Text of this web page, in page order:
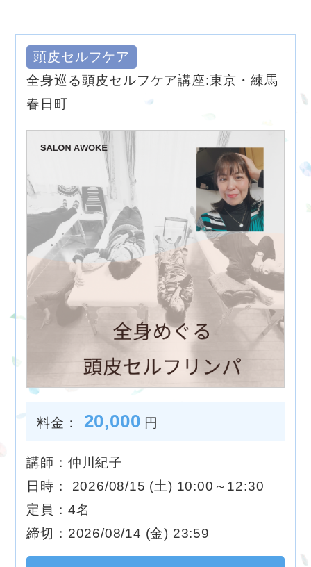
頭皮セルフケア
全身巡る頭皮セルフケア講座:東京・練馬
春日町
料金： 20,000 円
講師：仲川紀子
日時： 2026/08/15 (土) 10:00～12:30
定員：4名
締切：2026/08/14 (金) 23:59